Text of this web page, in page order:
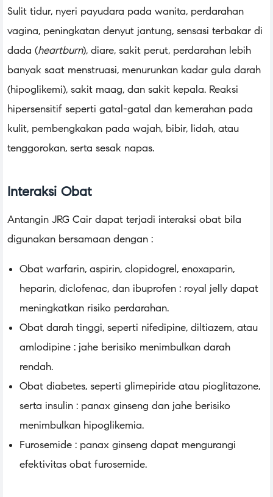
Sulit tidur, nyeri payudara pada wanita, perdarahan
vagina, peningkatan denyut jantung, sensasi terbakar di
dada (heartburn), diare, sakit perut, perdarahan lebih
banyak saat menstruasi, menurunkan kadar gula darah
(hipoglikemi), sakit maag, dan sakit kepala. Reaksi
hipersensitif seperti gatal-gatal dan kemerahan pada
kulit, pembengkakan pada wajah, bibir, lidah, atau
tenggorokan, serta sesak napas.
Interaksi Obat
Antangin JRG Cair dapat terjadi interaksi obat bila
digunakan bersamaan dengan :
Obat warfarin, aspirin, clopidogrel, enoxaparin,
heparin, diclofenac, dan ibuprofen : royal jelly dapat
meningkatkan risiko perdarahan.
Obat darah tinggi, seperti nifedipine, diltiazem, atau
amlodipine : jahe berisiko menimbulkan darah
rendah.
Obat diabetes, seperti glimepiride atau pioglitazone,
serta insulin : panax ginseng dan jahe berisiko
menimbulkan hipoglikemia.
Furosemide : panax ginseng dapat mengurangi
efektivitas obat furosemide.